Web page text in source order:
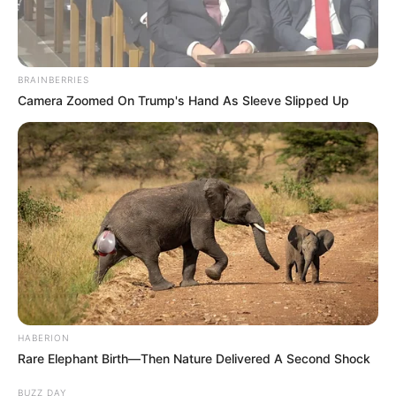
BRAINBERRIES
Camera Zoomed On Trump's Hand As Sleeve Slipped Up
HABERION
Rare Elephant Birth—Then Nature Delivered A Second Shock
BUZZ DAY